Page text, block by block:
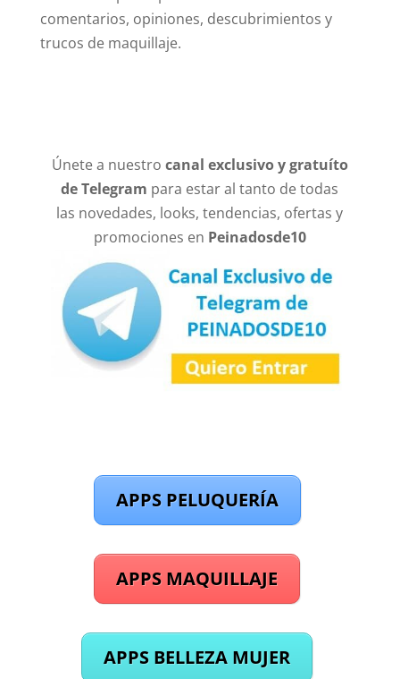
comentarios, opiniones, descubrimientos y
trucos de maquillaje.
Únete a nuestro canal exclusivo y gratuíto
de Telegram para estar al tanto de todas
las novedades, looks, tendencias, ofertas y
promociones en Peinadosde10
APPS PELUQUERÍA
APPS MAQUILLAJE
APPS BELLEZA MUJER